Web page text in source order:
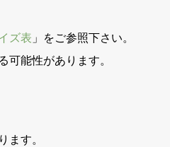
ズ表 」をご参照下さい。
可能性があります。
ます。